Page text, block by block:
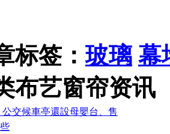
标签：玻璃 幕
布艺窗帘资讯
交候車亭還設母嬰台、售